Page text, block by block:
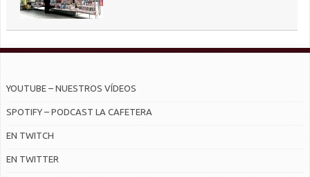
YOUTUBE – NUESTROS VÍDEOS
SPOTIFY – PODCAST LA CAFETERA
EN TWITCH
EN TWITTER